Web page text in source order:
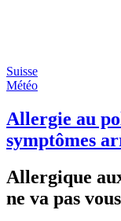
Suisse
Météo
Allergie au
symptômes
Allergique
ne va pas